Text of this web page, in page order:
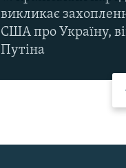
викликає
США про Україну,
Путіна